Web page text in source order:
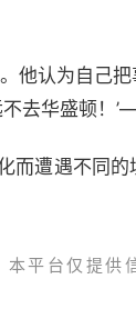
他认为自己
去华盛顿！
而遭遇不同
平台仅提